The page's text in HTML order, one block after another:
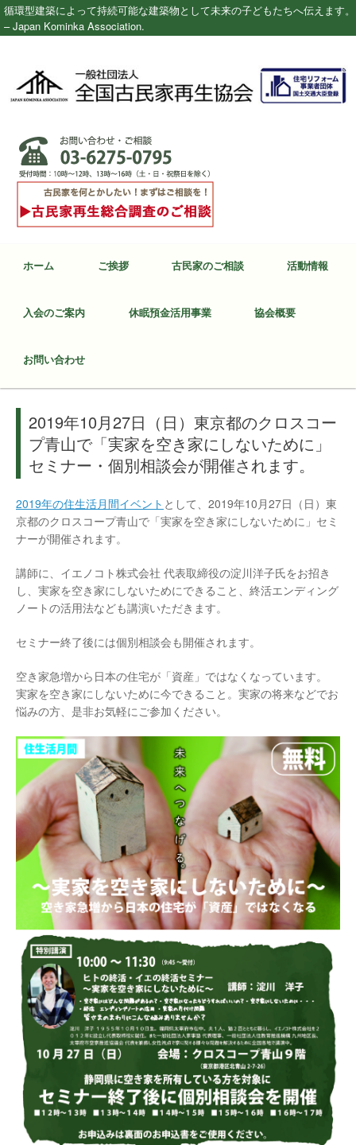
循環型建築によって持続可能な建築物として未来の子どもたちへ伝えます。
– Japan Kominka Association.
ホーム ご挨拶 古民家のご相談 活動情報
入会のご案内 休眠預金活用事業 協会概要
お問い合わせ
2019年10月27日（日）東京都のクロスコー
プ青山で「実家を空き家にしないために」
セミナー・個別相談会が開催されます。
2019年の住生活月間イベント として、2019年10月27日（日）東
京都のクロスコープ青山で「実家を空き家にしないために」セミ
ナーが開催されます。
講師に、イエノコト株式会社 代表取締役の淀川洋子氏をお招き
し、実家を空き家にしないためにできること、終活エンディング
ノートの活用法なども講演いただきます。
セミナー終了後には個別相談会も開催されます。
空き家急増から日本の住宅が「資産」ではなくなっています。
実家を空き家にしないために今できること。実家の将来などでお
悩みの方、是非お気軽にご参加ください。